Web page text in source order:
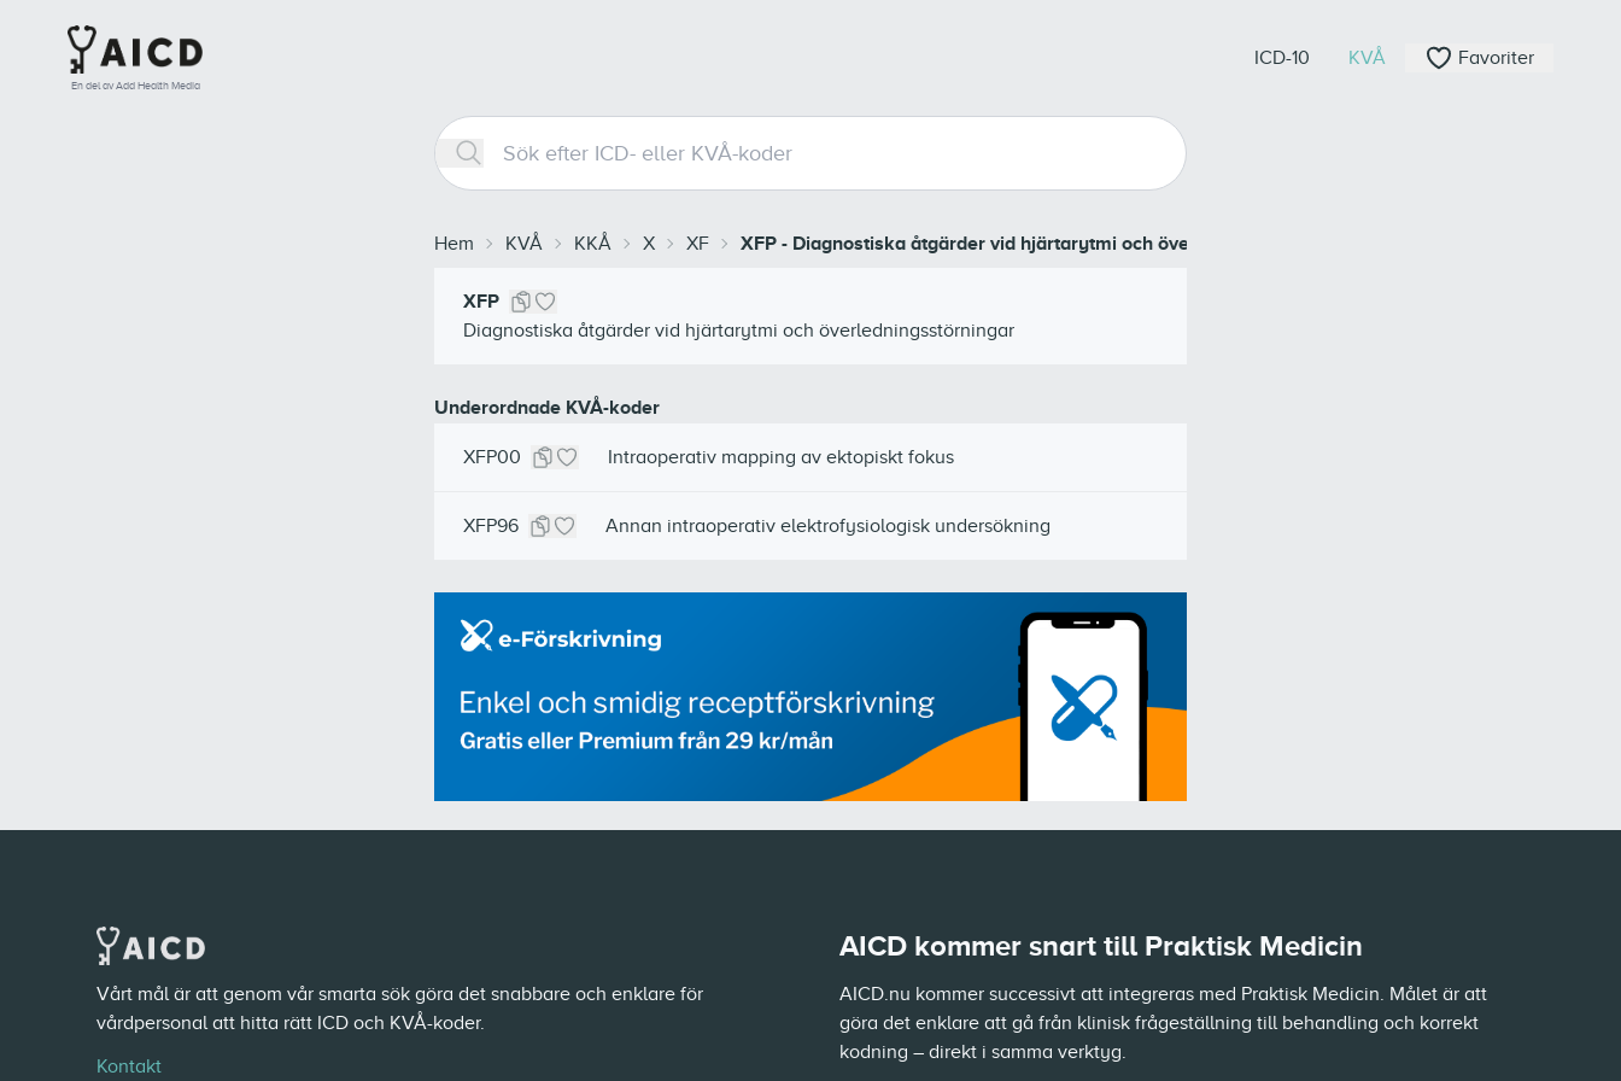
En del av Add Health Media
ICD-10 KVÅ Favoriter
Hem KVÅ KKÅ X XF XFP - Diagnostiska åtgärder vid hjärtarytmi och överledningsstörningar
XFP
Diagnostiska åtgärder vid hjärtarytmi och överledningsstörningar
Underordnade KVÅ-koder
XFP00 Intraoperativ mapping av ektopiskt fokus
XFP96 Annan intraoperativ elektrofysiologisk undersökning
Vårt mål är att genom vår smarta sök göra det snabbare och enklare för
vårdpersonal att hitta rätt ICD och KVÅ-koder.
Kontakt
AICD kommer snart till Praktisk Medicin
AICD.nu kommer successivt att integreras med Praktisk Medicin. Målet är att
göra det enklare att gå från klinisk frågeställning till behandling och korrekt
kodning – direkt i samma verktyg.